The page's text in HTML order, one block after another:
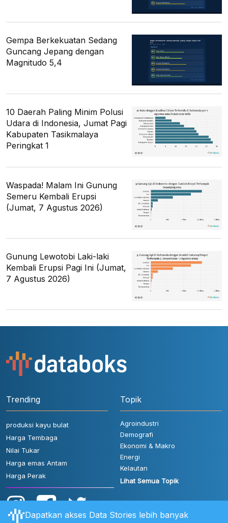
Gempa Berkekuatan Sedang
Guncang Jepang dengan
Magnitudo 5,4
10 Daerah Paling Minim Polusi
Udara di Indonesia, Jumat Pagi
Kabupaten Tasikmalaya
Peringkat 1
Waspada! Malam Ini Gunung
Semeru Kembali Erupsi
(Jumat, 7 Agustus 2026)
Gunung Lewotobi Laki-laki
Kembali Erupsi Pagi Ini (Jumat,
7 Agustus 2026)
Trending
produksi kayu bulat
Harga Tembaga
Nilai Tukar
Harga emas Antam
Harga Perak
Topik
Agroindustri
Demografi
Ekonomi & Makro
Energi
Kelautan
Lihat Semua Topik
Dapatkan akses Data Stories lebih banyak